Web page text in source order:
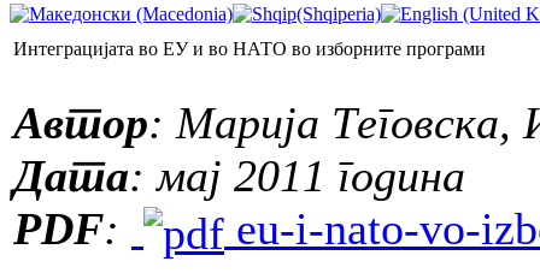
Интеграцијата во ЕУ и во НАТО во изборните програми
Автор: Марија
Дата: мај 2011 година
PDF:
eu-i-nato-vo-